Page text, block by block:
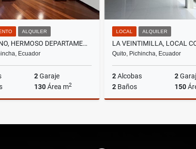
ALQUILER
PONCEANO, HERMOSO DEPARTAMENTO EN RENTA, 130 M2
Ecuador
2Garaje
130Área m2
US$600
LOCAL ALQUILER
Quito, Pichincha, Ecuador
2Alcobas 2
2 Baños 150
US$1,200